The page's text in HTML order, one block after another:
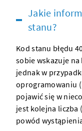
Jakie
stanu?
Kod stanu błędu
sobie wskazuje
jednak w
oprogramowaniu
pojawić się w
jest kolejna liczba
powód